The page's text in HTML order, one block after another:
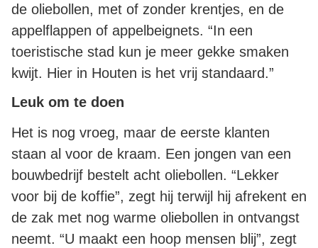
de oliebollen, met of zonder krentjes, en de
appelflappen of appelbeignets. “In een
toeristische stad kun je meer gekke smaken
kwijt. Hier in Houten is het vrij standaard.”
Leuk om te doen
Het is nog vroeg, maar de eerste klanten
staan al voor de kraam. Een jongen van een
bouwbedrijf bestelt acht oliebollen. “Lekker
voor bij de koffie”, zegt hij terwijl hij afrekent en
de zak met nog warme oliebollen in ontvangst
neemt. “U maakt een hoop mensen blij”, zegt